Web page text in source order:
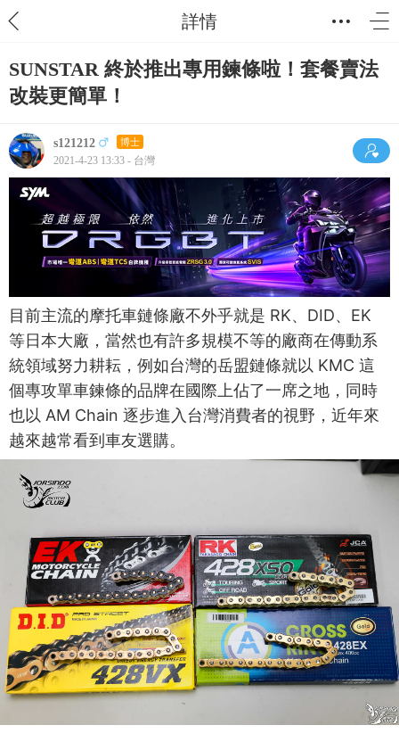
詳情
SUNSTAR 終於推出專用鍊條啦！套餐賣法
改裝更簡單！
s121212 博士
2021-4-23 13:33 - 台灣
目前主流的摩托車鏈條廠不外乎就是 RK、DID、EK
等日本大廠，當然也有許多規模不等的廠商在傳動系
統領域努力耕耘，例如台灣的岳盟鏈條就以 KMC 這
個專攻單車鍊條的品牌在國際上佔了一席之地，同時
也以 AM Chain 逐步進入台灣消費者的視野，近年來
越來越常看到車友選購。